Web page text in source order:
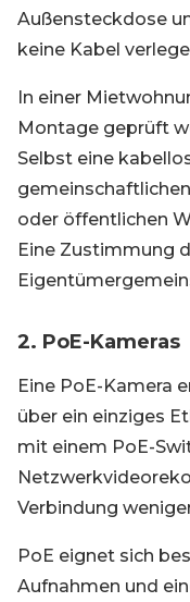
Außensteckdose
keine Kabel
In einer
Montage geprüft
Selbst eine
oder öffentlichen
Eine Zustimmung
2. PoE-Kameras
Eine PoE-Kamera
über ein einziges
mit einem PoE-
Verbindung
PoE eignet sich
Aufnahmen und